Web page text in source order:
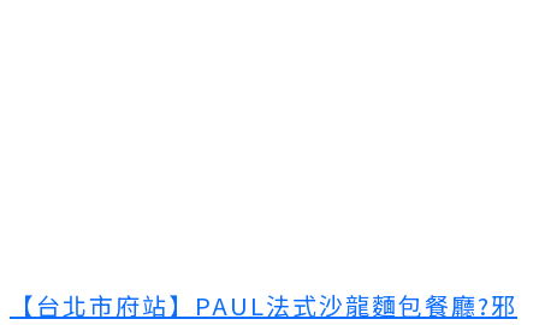
【台北市府站】PAUL法式沙龍麵包餐廳?邪